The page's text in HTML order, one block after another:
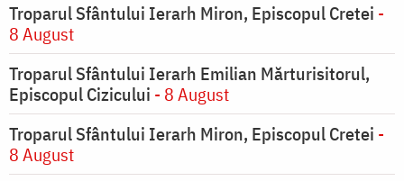
Troparul Sfântului Ierarh Miron, Episcopul Cretei -
8 August
Troparul Sfântului Ierarh Emilian Mărturisitorul,
Episcopul Cizicului - 8 August
Troparul Sfântului Ierarh Miron, Episcopul Cretei -
8 August